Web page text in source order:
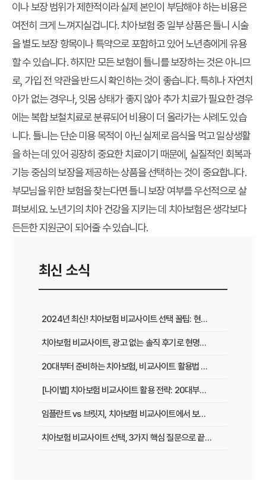
이나 보장 범위가 제한적이라 실제 본인이 부담해야 하는 비용은
여전히 크게 느껴지실겁니다. 치아보험 중 일부 상품은 틀니 시술
을 별도 보장 항목이나 특약으로 포함하고 있어 노년층에게 유용
할 수 있습니다. 하지만 모든 보험이 틀니를 보장하는 것은 아니므
로, 가입 전 약관을 반드시 확인하는 것이 좋습니다. 특히나 자연치
아가 없는 경우나, 잇몸 상태가 좋지 않아 추가 치료가 필요한 경우
에는 복합 보철치료로 분류되어 비용이 더 올라가는 사례도 있습
니다. 틀니는 단순 미용 목적이 아닌 실제로 음식을 먹고 일상생활
을 하는 데 있어 굉장히 중요한 치료이기 때문에, 실질적인 회복과
기능 중심의 보장을 제공하는 상품을 선택하는 것이 중요합니다.
부모님을 위한 보험을 찾는다면 틀니 보장 여부를 우선적으로 살
펴보세요. 노년기의 치아 건강을 지키는 데 치아보험은 생각보다
든든한 지원군이 되어줄 수 있습니다.
최신 소식
2024년 최신! 치아보험 비교사이트 선택 꿀팁: 현명한 가입 전략 완벽 분석
치아보험 비교사이트, 광고 없는 솔직 후기로 현명하게 선택하는 법
20대부터 준비하는 치아보험, 비교사이트 활용법 A to Z
[나이별] 치아보험 비교사이트 활용 전략: 20대부터 60대까지 맞춤 가이드
임플란트 vs 브릿지, 치아보험 비교사이트에서 보장 범위 꼼꼼하게 확인하는 꿀팁
치아보험 비교사이트 선택, 3가지 핵심 질문으로 끝내기